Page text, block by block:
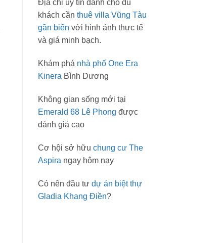
Địa chỉ uy tín dành cho du
khách cần thuê villa Vũng Tàu
gần biển với hình ảnh thực tế
và giá minh bạch.
Khám phá nhà phố One Era
Kinera Bình Dương
Không gian sống mới tại
Emerald 68 Lê Phong được
đánh giá cao
Cơ hội sở hữu chung cư The
Aspira ngay hôm nay
Có nên đầu tư dự án biệt thự
Gladia Khang Điền?